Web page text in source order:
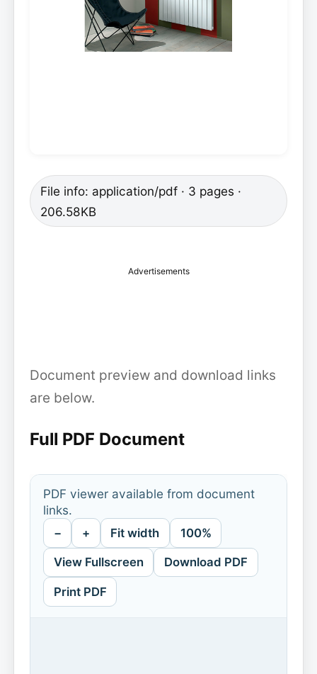
File info: application/pdf · 3 pages ·
206.58KB
Advertisements
Document preview and download links
are below.
Full PDF Document
PDF viewer available from document
links.
− + Fit width 100%
View Fullscreen Download PDF
Print PDF